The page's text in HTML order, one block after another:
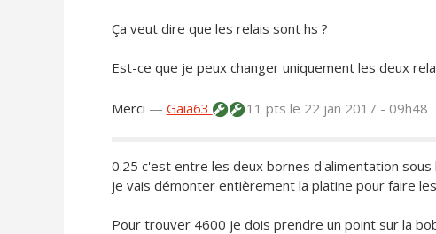
Ça veut dire que les relais sont hs ?
Est-ce que je peux changer uniquement les deux
Merci — Gaia63 11 pts le 22 jan 2017 - 09h48
0.25 c'est entre les deux bornes d'alimentation sous
je vais démonter entièrement la platine pour faire
Pour trouver 4600 je dois prendre un point sur la